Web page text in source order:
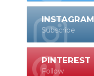
INSTAGRAM
Subscribe
PINTEREST
Follow